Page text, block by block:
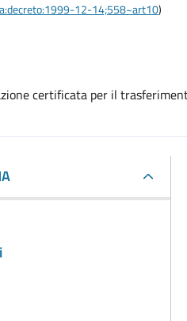
12-14;558~art10)
certificata per il